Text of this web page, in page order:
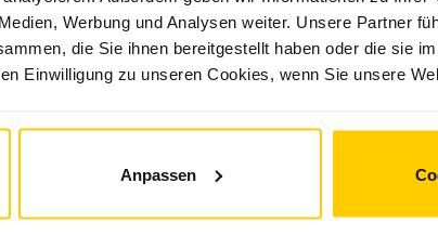
Werbung und Analysen weiter. Unsere Partner
die Sie ihnen bereitgestellt haben oder die sie
Einwilligung zu unseren Cookies, wenn Sie unsere
Anpassen